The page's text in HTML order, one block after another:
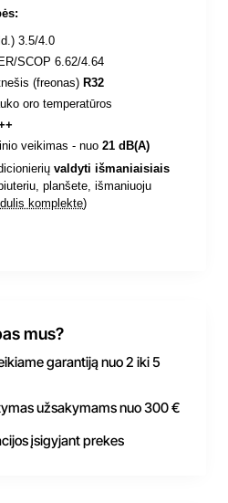
3.5/4.0
SCOP 6.62/4.64
(freonas) R32
oro temperatūros
veikimas - nuo 21 dB(A)
valdyti išmaniaisiais
planšete, išmaniuoju
komplekte)
mus?
garantiją nuo 2 iki 5
užsakymams nuo 300 €
įsigyjant prekes